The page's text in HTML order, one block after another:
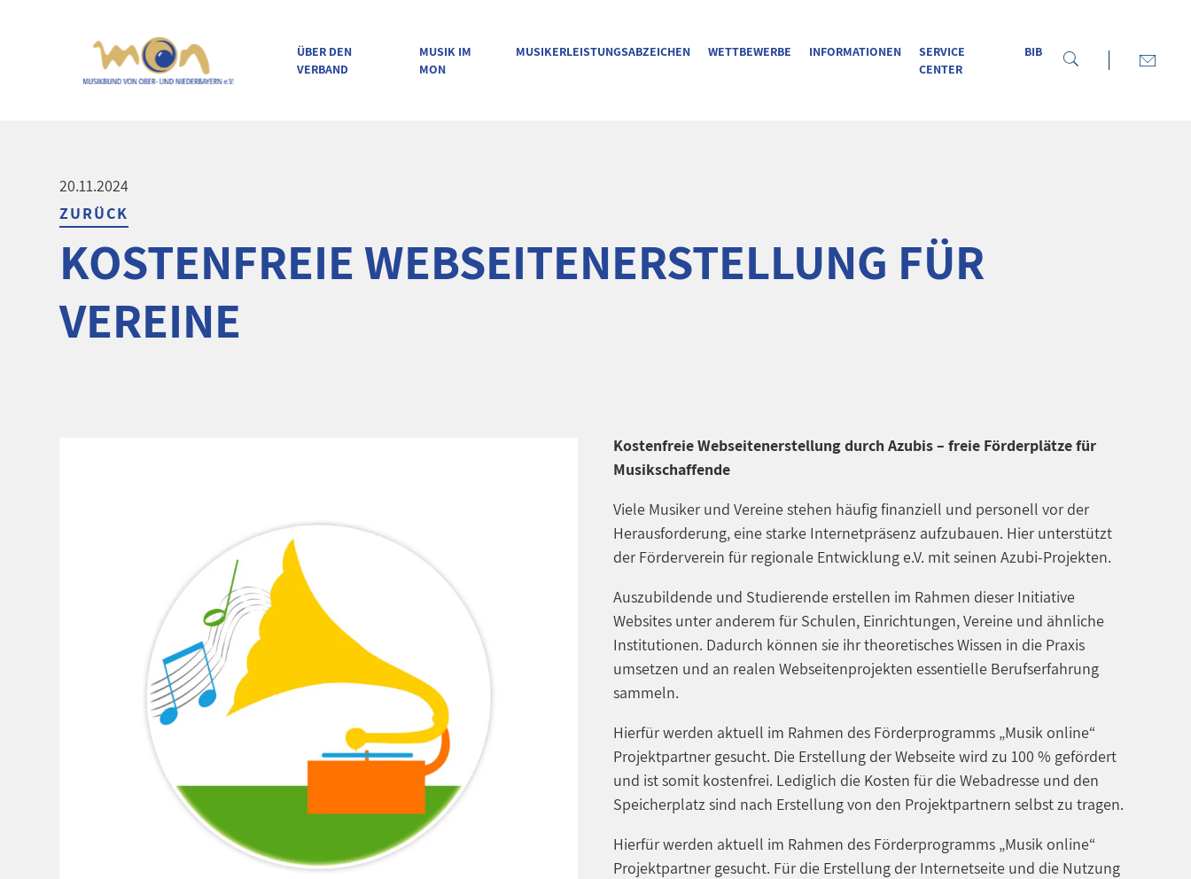
ÜBER DEN
VERBAND
MUSIK IM
MON
MUSIKERLEISTUNGSABZEICHEN WETTBEWERBE INFORMATIONEN
SERVICE
CENTER
BIB
20.11.2024
ZURÜCK
KOSTENFREIE WEBSEITENERSTELLUNG FÜR
VEREINE
Kostenfreie Webseitenerstellung durch Azubis – freie Förderplätze für
Musikschaffende
Viele Musiker und Vereine stehen häufig finanziell und personell vor der
Herausforderung, eine starke Internetpräsenz aufzubauen. Hier unterstützt
der Förderverein für regionale Entwicklung e.V. mit seinen Azubi-Projekten.
Auszubildende und Studierende erstellen im Rahmen dieser Initiative
Websites unter anderem für Schulen, Einrichtungen, Vereine und ähnliche
Institutionen. Dadurch können sie ihr theoretisches Wissen in die Praxis
umsetzen und an realen Webseitenprojekten essentielle Berufserfahrung
sammeln.
Hierfür werden aktuell im Rahmen des Förderprogramms „Musik online“
Projektpartner gesucht. Die Erstellung der Webseite wird zu 100 % gefördert
und ist somit kostenfrei. Lediglich die Kosten für die Webadresse und den
Speicherplatz sind nach Erstellung von den Projektpartnern selbst zu tragen.
Hierfür werden aktuell im Rahmen des Förderprogramms „Musik online“
Projektpartner gesucht. Für die Erstellung der Internetseite und die Nutzung